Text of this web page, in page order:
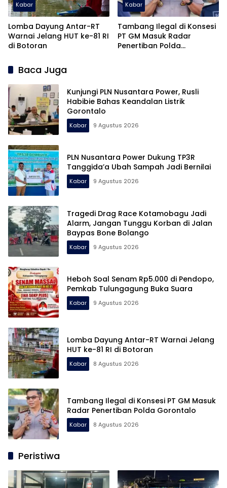
Kabar
Lomba Dayung Antar-RT
Warnai Jelang HUT ke-81 RI
di Botoran
Kabar
Tambang Ilegal di Konsesi
PT GM Masuk Radar
Penertiban Polda
Baca Juga
Kunjungi PLN Nusantara Power, Rusli
Habibie Bahas Keandalan Listrik
Gorontalo
Kabar 9 Agustus 2026
PLN Nusantara Power Dukung TP3R
Tanggida’a Ubah Sampah Jadi Bernilai
Kabar 9 Agustus 2026
Tragedi Drag Race Kotamobagu Jadi
Alarm, Jangan Tunggu Korban di Jalan
Baypas Bone Bolango
Kabar 9 Agustus 2026
Heboh Soal Senam Rp5.000 di Pendopo,
Pemkab Tulungagung Buka Suara
Kabar 9 Agustus 2026
Lomba Dayung Antar-RT Warnai Jelang
HUT ke-81 RI di Botoran
Kabar 8 Agustus 2026
Tambang Ilegal di Konsesi PT GM Masuk
Radar Penertiban Polda Gorontalo
Kabar 8 Agustus 2026
Peristiwa